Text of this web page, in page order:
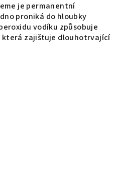
je permanentní
proniká do hloubky
vodíku způsobuje
která zajišťuje dlouhotrvající